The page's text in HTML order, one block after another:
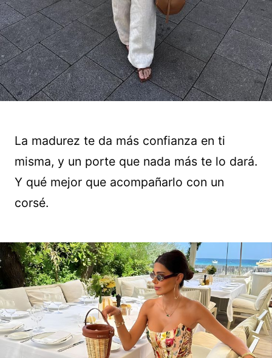
La madurez te da más confianza en ti
misma, y un porte que nada más te lo dará.
Y qué mejor que acompañarlo con un
corsé.